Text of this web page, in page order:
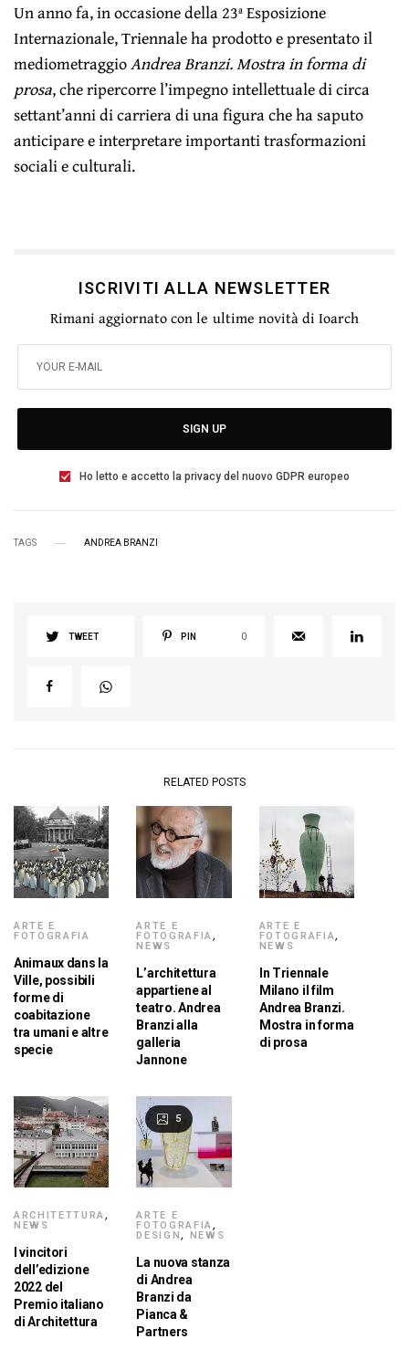
Un anno fa, in occasione della 23ª Esposizione
Internazionale, Triennale ha prodotto e presentato il
mediometraggioAndrea Branzi. Mostra in forma di
prosa, che ripercorre l’impegno intellettuale di circa
settant’anni di carriera di una figura che ha saputo
anticipare e interpretare importanti trasformazioni
sociali e culturali.
ISCRIVITI ALLA NEWSLETTER
Rimani aggiornato con le ultime novità di Ioarch
SIGN UP
Ho letto e accetto la privacy del nuovo GDPR europeo
TAGS ANDREA BRANZI
TWEET PIN 0
RELATED POSTS
ARTE E
FOTOGRAFIA
Animaux dans la
Ville, possibili
forme di
coabitazione
tra umani e altre
specie
ARTE E
FOTOGRAFIA ,
NEWS
L’architettura
appartiene al
teatro. Andrea
Branzi alla
galleria
Jannone
ARTE E
FOTOGRAFIA ,
NEWS
In Triennale
Milano il film
Andrea Branzi.
Mostra in forma
di prosa
ARCHITETTURA,
NEWS
I vincitori
dell’edizione
2022 del
Premio italiano
di Architettura
5
ARTE E
FOTOGRAFIA,
DESIGN, NEWS
La nuova stanza
di Andrea
Branzi da
Pianca &
Partners